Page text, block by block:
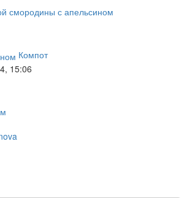
смородины с апельсином
Компот
15:06